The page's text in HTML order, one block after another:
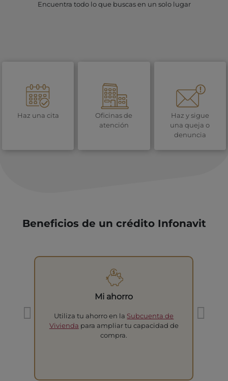
Encuentra todo lo que buscas en un solo lugar
Haz una cita
Oficinas de
atención
Haz y sigue
una queja o
denuncia
Beneficios de un crédito Infonavit
Mi ahorro
Utiliza tu ahorro en la Subcuenta de
Vivienda para ampliar tu capacidad de
compra.